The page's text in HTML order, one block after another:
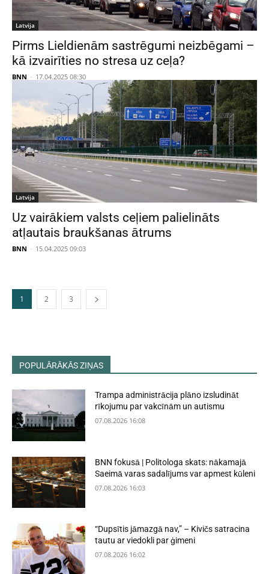
Latvija
Pirms Lieldienām sastrēgumi neizbēgami –
kā izvairīties no stresa uz ceļa?
BNN - 17.04.2025 08:30
Latvija
Uz vairākiem valsts ceļiem palielināts
atļautais braukšanas ātrums
BNN - 15.04.2025 09:03
1 2 3
POPULĀRĀKĀS ZIŅAS
Trampa administrācija plāno izsludināt
rīkojumu par vakcīnām un autismu
07.08.2026 16:08
BNN fokusā | Politologa skats: nākamajā
Saeimā varas sadalījums var apmest kūleni
07.08.2026 16:03
“Dupsītis jāmazgā nav,” – Kivičs satracina
tautu ar viedokli par ģimeni
07.08.2026 16:02